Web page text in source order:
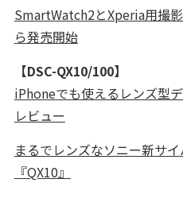
SmartWatch2とXperia用撮
ら発売開始
【DSC-QX10/100】
iPhoneでも使えるレンズ型
レビュー
まるでレンズなソニー新サイ
『QX10』